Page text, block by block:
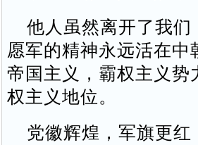
他人虽然离开了我们
愿军的精神永远活在
帝国主义，霸权主义
权主义地位。
党徽辉煌，军旗更红